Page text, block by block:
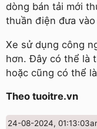
dòng bán tải mới
thuần điện đưa
Xe sử dụng công
hơn. Đây có thể là
hoặc cũng có thể
Theo tuoitre.vn
24-08-2024,